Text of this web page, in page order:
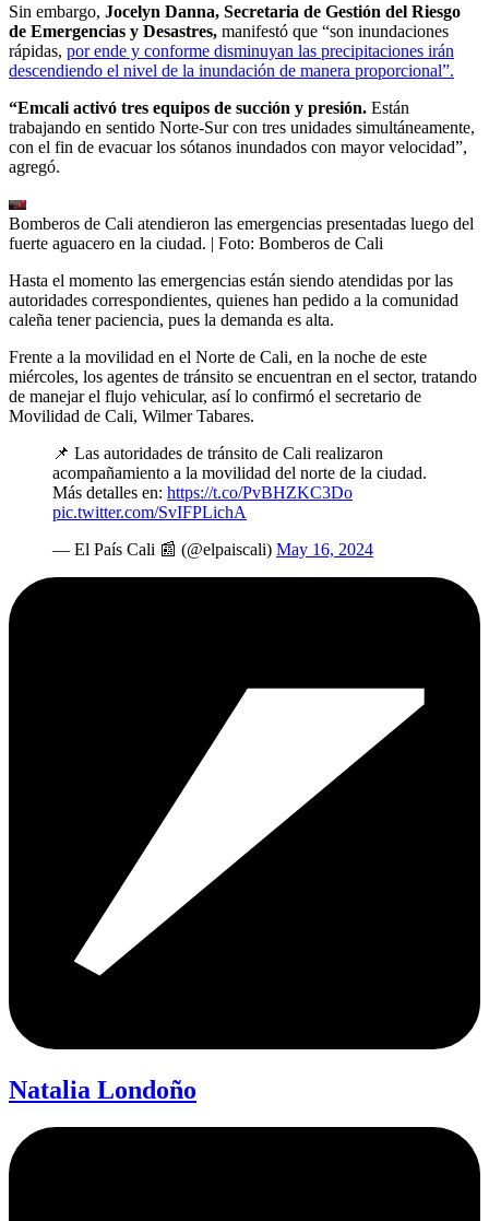
Sin embargo, Jocelyn Danna, Secretaria de Gestión del Riesgo
de Emergencias y Desastres, manifestó que “son inundaciones
rápidas, por ende y conforme disminuyan las precipitaciones irán
descendiendo el nivel de la inundación de manera proporcional”.
“Emcali activó tres equipos de succión y presión. Están
trabajando en sentido Norte-Sur con tres unidades simultáneamente,
con el fin de evacuar los sótanos inundados con mayor velocidad”,
agregó.
Bomberos de Cali atendieron las emergencias presentadas luego del
fuerte aguacero en la ciudad. | Foto: Bomberos de Cali
Hasta el momento las emergencias están siendo atendidas por las
autoridades correspondientes, quienes han pedido a la comunidad
caleña tener paciencia, pues la demanda es alta.
Frente a la movilidad en el Norte de Cali, en la noche de este
miércoles, los agentes de tránsito se encuentran en el sector, tratando
de manejar el flujo vehicular, así lo confirmó el secretario de
Movilidad de Cali, Wilmer Tabares.
📌 Las autoridades de tránsito de Cali realizaron
acompañamiento a la movilidad del norte de la ciudad.
Más detalles en: https://t.co/PvBHZKC3Do
pic.twitter.com/SvIFPLichA
— El País Cali 📰 (@elpaiscali) May 16, 2024
Natalia Londoño